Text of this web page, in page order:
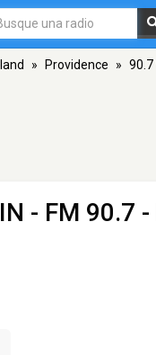
» Providence » 90.7
- FM 90.7